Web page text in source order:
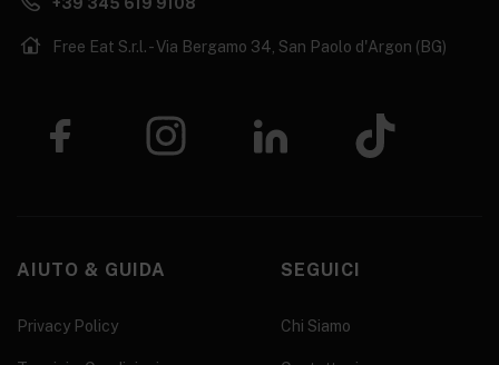
Free Eat S.r.l. - Via Bergamo 34, San Paolo d'Argon (BG)
AIUTO & GUIDA
Privacy Policy
SEGUICI
Chi Siamo